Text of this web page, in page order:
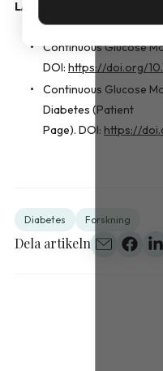
LÄS MER:
Continuous Glucose
DOI: https://doi.org/
Continuous Glucose
Diabetes (Patient
Page). DOI: https://
Diabetes Forskning
Dela artikeln